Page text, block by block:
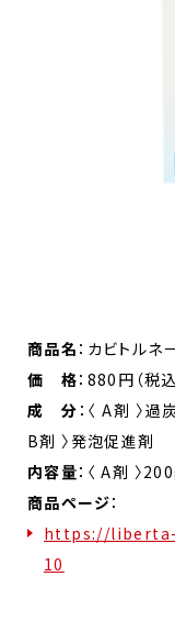
商品名 ：カビトル
価 格：880円（税込
成 分 ：〈 A剤 〉過
B剤 〉発泡促進剤
内容量：〈 A剤 〉
商品ページ：
https://
10